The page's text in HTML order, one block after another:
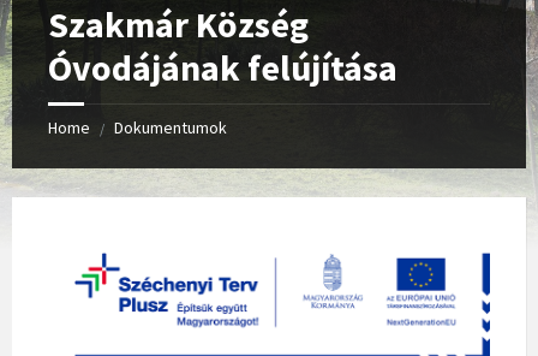
Szakmár Község
Óvodájának felújítása
Home / Dokumentumok